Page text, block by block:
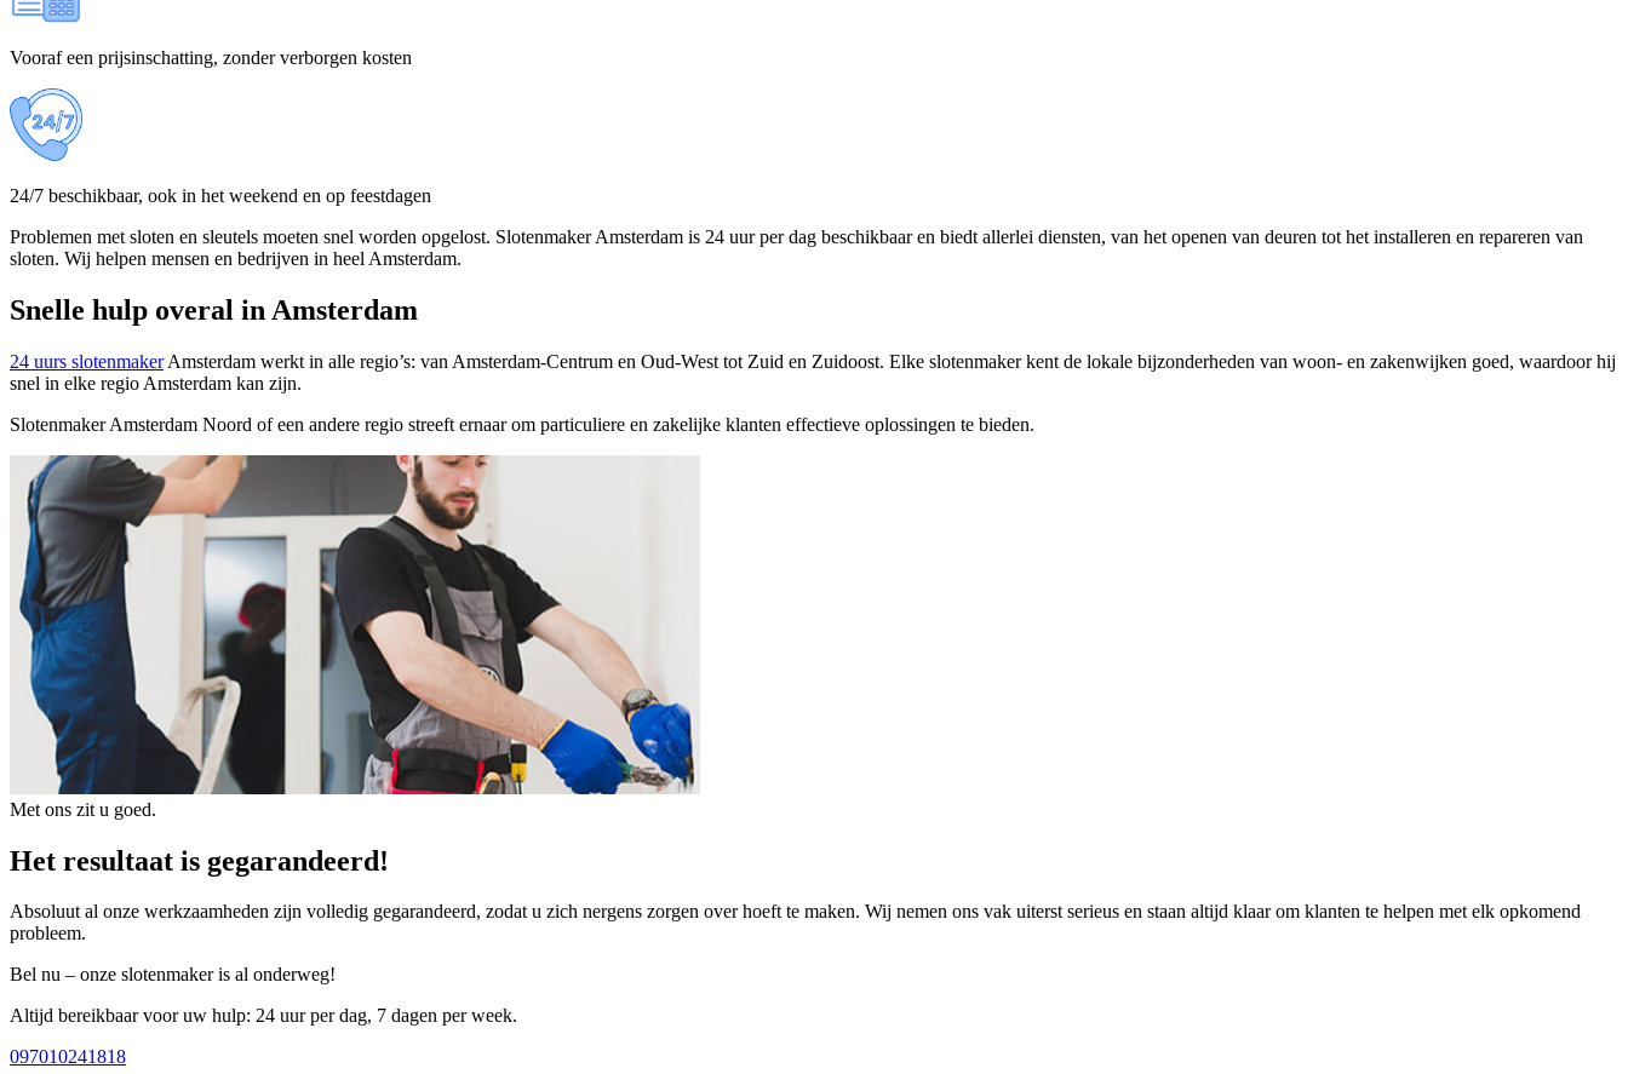
Vooraf een prijsinschatting, zonder verborgen kosten
24/7 beschikbaar, ook in het weekend en op feestdagen
Problemen met sloten en sleutels moeten snel worden opgelost. Slotenmaker Amsterdam is 24 uur per dag beschikbaar en biedt allerlei diensten, van het openen van deuren tot het installeren en repareren van
sloten. Wij helpen mensen en bedrijven in heel Amsterdam.
Snelle hulp overal in Amsterdam
24 uurs slotenmakerAmsterdam werkt in alle regio’s: van Amsterdam-Centrum en Oud-West tot Zuid en Zuidoost. Elke slotenmaker kent de lokale bijzonderheden van woon- en zakenwijken goed, waardoor hij
snel in elke regio Amsterdam kan zijn.
Slotenmaker Amsterdam Noord of een andere regio streeft ernaar om particuliere en zakelijke klanten effectieve oplossingen te bieden.
Met ons zit u goed.
Het resultaat is gegarandeerd!
Absoluut al onze werkzaamheden zijn volledig gegarandeerd, zodat u zich nergens zorgen over hoeft te maken. Wij nemen ons vak uiterst serieus en staan altijd klaar om klanten te helpen met elk opkomend
probleem.
Bel nu – onze slotenmaker is al onderweg!
Altijd bereikbaar voor uw hulp: 24 uur per dag, 7 dagen per week.
097010241818